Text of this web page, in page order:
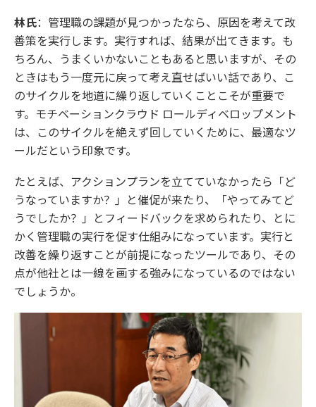
林氏：管理職の課題が見つかったなら、原因を考えて改
善策を実行します。実行すれば、結果が出てきます。も
ちろん、うまくいかないこともあると思いますが、その
ときはもう一度元に戻って考え直せばいい話であり、こ
のサイクルを地道に繰り返していくことこそが重要で
す。モチベーションクラウド ロールディベロップメント
は、このサイクルを絶えず回していくために、最適なツ
ールだという印象です。
たとえば、アクションプランを立てていなかったら「ど
うなっていますか？」と催促が来たり、「やってみてど
うでしたか？」とフィードバックを求められたり、とに
かく管理職の実行を促す仕組みになっています。実行と
改善を繰り返すことが前提になったツールであり、その
点が他社とは一線を画する強みになっているのではない
でしょうか。